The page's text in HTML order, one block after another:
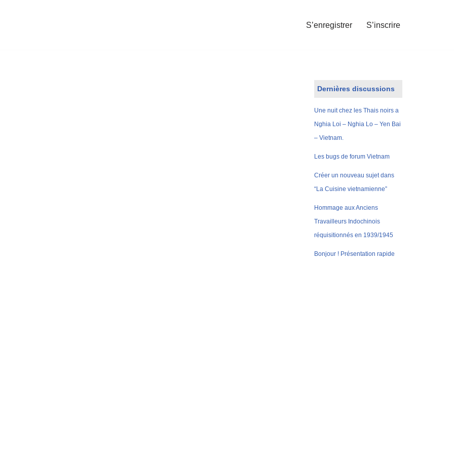
S’enregistrer S’inscrire
Dernières discussions
Une nuit chez les Thais noirs a
Nghia Loi – Nghia Lo – Yen Bai
– Vietnam.
Les bugs de forum Vietnam
Créer un nouveau sujet dans
“La Cuisine vietnamienne”
Hommage aux Anciens
Travailleurs Indochinois
réquisitionnés en 1939/1945
Bonjour ! Présentation rapide